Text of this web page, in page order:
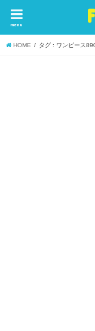
menu
HOME タグ : ワンピース